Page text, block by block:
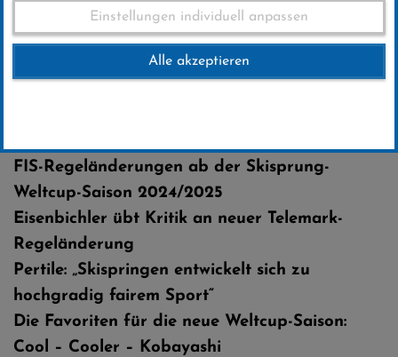
Weltcup-Splitter 27.10.2024
27 .Oktober 2024
FIS-Regeländerungen ab der Skisprung-
Weltcup-Saison 2024/2025
Eisenbichler übt Kritik an neuer Telemark-
Regeländerung
Pertile: „Skispringen entwickelt sich zu
hochgradig fairem Sport“
Die Favoriten für die neue Weltcup-Saison:
Cool – Cooler – Kobayashi
Einstellungen individuell anpassen
Alle akzeptieren